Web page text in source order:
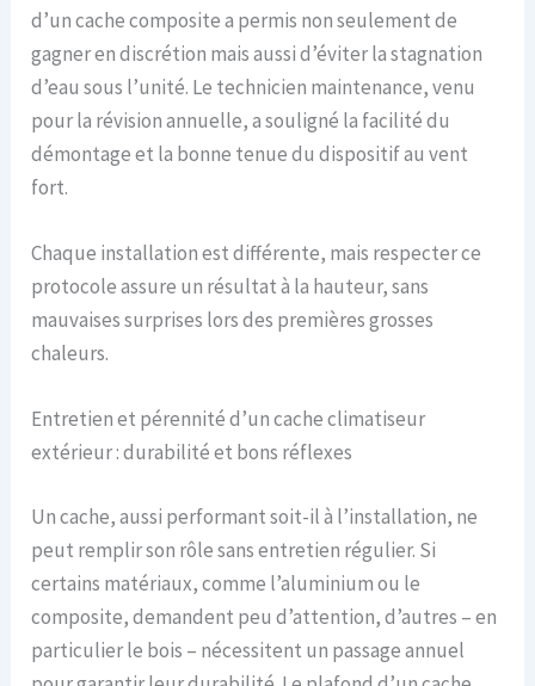
d’un cache composite a permis non seulement de
gagner en discrétion mais aussi d’éviter la stagnation
d’eau sous l’unité. Le technicien maintenance, venu
pour la révision annuelle, a souligné la facilité du
démontage et la bonne tenue du dispositif au vent
fort.
Chaque installation est différente, mais respecter ce
protocole assure un résultat à la hauteur, sans
mauvaises surprises lors des premières grosses
chaleurs.
Entretien et pérennité d’un cache climatiseur
extérieur : durabilité et bons réflexes
Un cache, aussi performant soit-il à l’installation, ne
peut remplir son rôle sans entretien régulier. Si
certains matériaux, comme l’aluminium ou le
composite, demandent peu d’attention, d’autres – en
particulier le bois – nécessitent un passage annuel